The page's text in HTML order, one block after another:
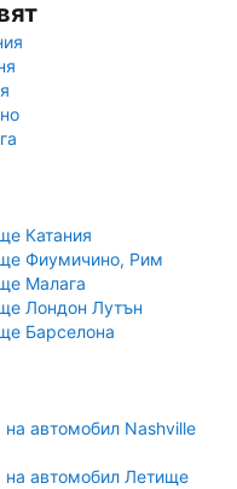
Катания
Фиумичино, Рим
Малага
Лондон Лутън
Барселона
автомобил Nashville
автомобил Летище